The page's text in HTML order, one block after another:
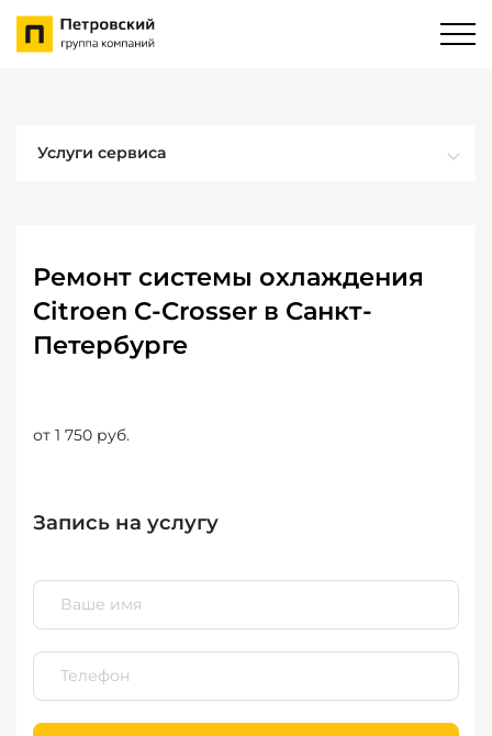
Услуги сервиса
Ремонт системы охлаждения
Citroen C-Crosser в Санкт-
Петербурге
от 1 750 руб.
Запись на услугу